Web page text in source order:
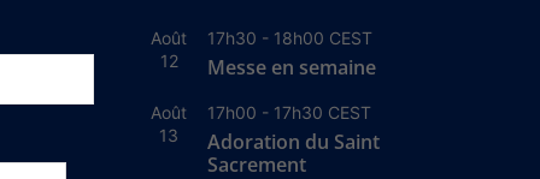
Août
12
17h30 - 18h00 CEST
Messe en semaine
Août
13
17h00 - 17h30 CEST
Adoration du Saint
Sacrement